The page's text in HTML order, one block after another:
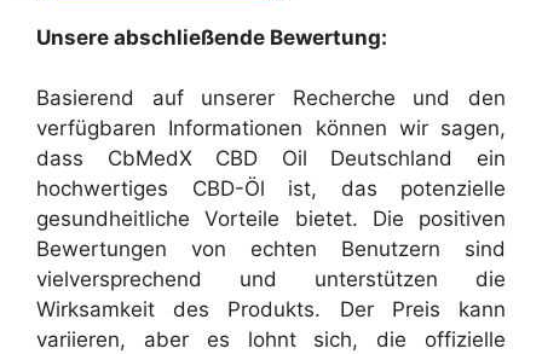
Unsere abschließende Bewertung:
Basierend auf unserer Recherche und den
verfügbaren Informationen können wir sagen,
dass CbMedX CBD Oil Deutschland ein
hochwertiges CBD-Öl ist, das potenzielle
gesundheitliche Vorteile bietet. Die positiven
Bewertungen von echten Benutzern sind
vielversprechend und unterstützen die
Wirksamkeit des Produkts. Der Preis kann
variieren, aber es lohnt sich, die offizielle